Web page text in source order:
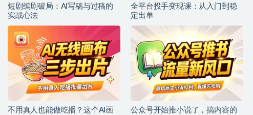
短剧编剧破局：AI写稿与过稿的
实战心法
全平台投手变现课：从入门到稳
定出单
不用真人也能做吃播？这个AI画
公众号开始推小说了，搞内容的